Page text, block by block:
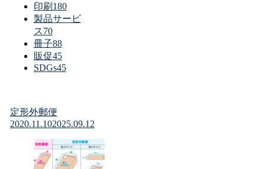
印刷 180
製品サービ
ス70
冊子88
販促45
SDGs45
定形外郵便
2020.11.102025.09.12